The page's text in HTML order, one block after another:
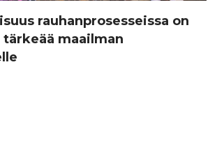
rauhanprosesseissa on
maailman